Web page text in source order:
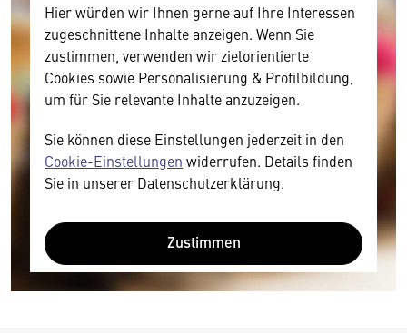
Hier würden wir Ihnen gerne auf Ihre Interessen
zugeschnittene Inhalte anzeigen. Wenn Sie
zustimmen, verwenden wir zielorientierte
Cookies sowie Personalisierung & Profilbildung,
um für Sie relevante Inhalte anzuzeigen.
Sie können diese Einstellungen jederzeit in den
Cookie-Einstellungen widerrufen. Details finden
Sie in unserer Datenschutzerklärung.
Zustimmen